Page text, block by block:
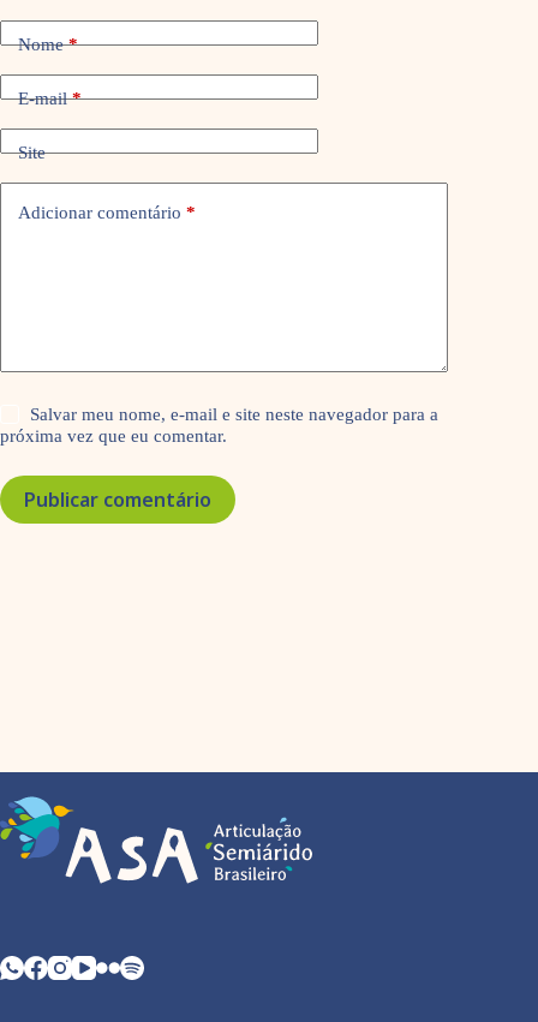
Nome*
E-mail*
Site
Adicionar comentário *
Salvar meu nome, e-mail e site neste navegador para a
próxima vez que eu comentar.
Publicar comentário